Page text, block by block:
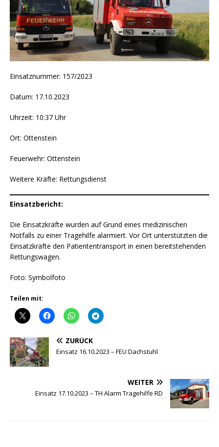
Einsatznummer: 157/2023
Datum: 17.10.2023
Uhrzeit: 10:37 Uhr
Ort: Ottenstein
Feuerwehr: Ottenstein
Weitere Kräfte: Rettungsdienst
Einsatzbericht:
Die Einsatzkräfte wurden auf Grund eines medizinischen
Notfalls zu einer Tragehilfe alarmiert. Vor Ort unterstützten die
Einsatzkräfte den Patiententransport in einen bereitstehenden
Rettungswagen.
Foto: Symbolfoto
Teilen mit:
ZURÜCK
Einsatz 16.10.2023 – FEU Dachstuhl
WEITER
Einsatz 17.10.2023 – TH Alarm Tragehilfe RD